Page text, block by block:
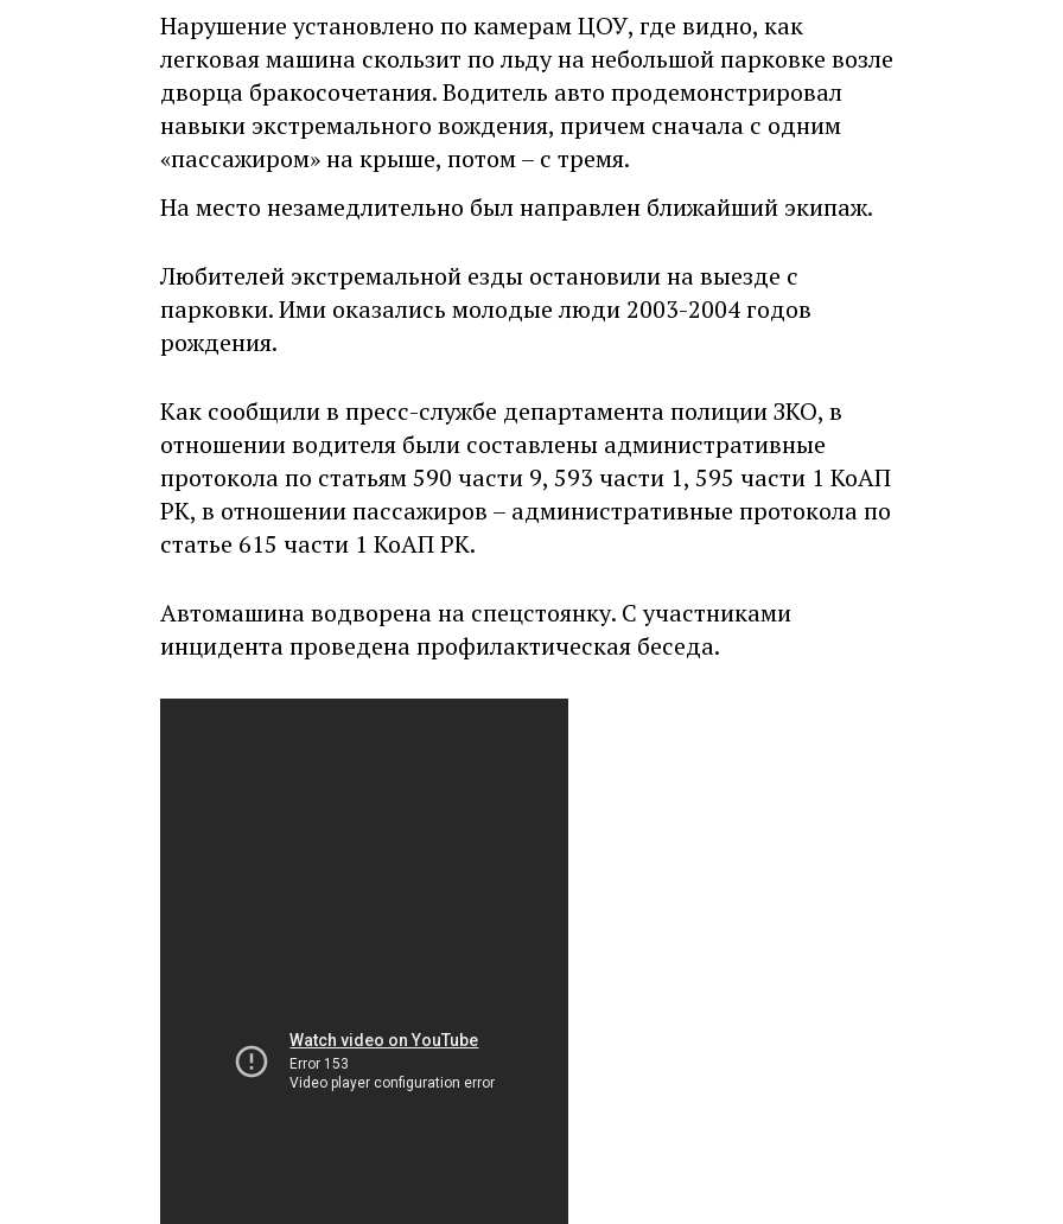
Нарушение установлено по камерам ЦОУ, где видно, как
легковая машина скользит по льду на небольшой парковке возле
дворца бракосочетания. Водитель авто продемонстрировал
навыки экстремального вождения, причем сначала с одним
«пассажиром» на крыше, потом – с тремя.
На место незамедлительно был направлен ближайший экипаж.
Любителей экстремальной езды остановили на выезде с
парковки. Ими оказались молодые люди 2003-2004 годов
рождения.
Как сообщили в пресс-службе департамента полиции ЗКО, в
отношении водителя были составлены административные
протокола по статьям 590 части 9, 593 части 1, 595 части 1 КоАП
РК, в отношении пассажиров – административные протокола по
статье 615 части 1 КоАП РК.
Автомашина водворена на спецстоянку. С участниками
инцидента проведена профилактическая беседа.